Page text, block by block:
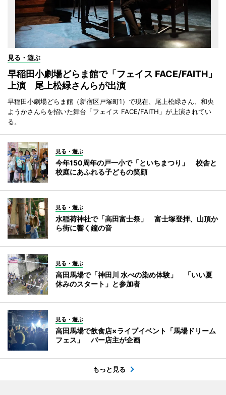
見る・遊ぶ
早稲田小劇場どらま館で「フェイス FACE/FAITH」
上演 尾上松緑さんらが出演
早稲田小劇場どらま館（新宿区戸塚町1）で現在、尾上松緑さん、和央
ようかさんらを招いた舞台「フェイス FACE/FAITH」が上演されてい
る。
見る・遊ぶ
今年150周年の戸一小で「といちまつり」 校舎と
校庭にあふれる子どもの笑顔
見る・遊ぶ
水稲荷神社で「高田富士祭」 富士塚登拝、山頂か
ら街に響く鐘の音
見る・遊ぶ
高田馬場で「神田川 水べの染め体験」 「いい夏
休みのスタート」と参加者
見る・遊ぶ
高田馬場で飲食店×ライブイベント「馬場ドリーム
フェス」 バー店主が企画
もっと見る